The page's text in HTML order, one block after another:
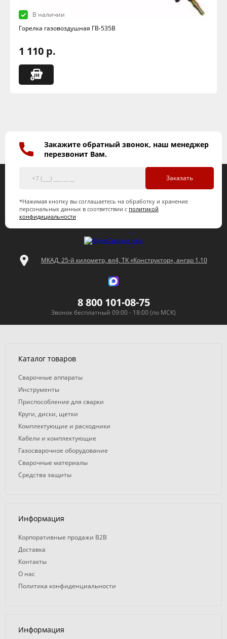
В наличии
Горелка газовоздушная ГВ-535В
1 110 р.
Закажите обратный звонок, наш менеджер
перезвонит Вам.
Заказать
*Нажимая кнопку вы соглашаетесь на обработку и хранение
персональных данных в соответствии с политикой
конфидициальности
МКАД, 25-й километр, вл4, ТК «Конструктор», ангар 1.10
8 800 101-08-75
Звонок бесплатный 09:00 - 18:00 (по МСК)
Каталог товаров
Сварочные аппараты
Инструменты
Приспособление для сварки
Круги, диски, щетки
Комплектующие и расходники
Кабели и комплектующие
Газосварочное оборудование
Сварочные материалы
Средства защиты
Информация
Корпоративные продажи B2B
Доставка
Контакты
О нас
Политика конфиденциальности
Информация